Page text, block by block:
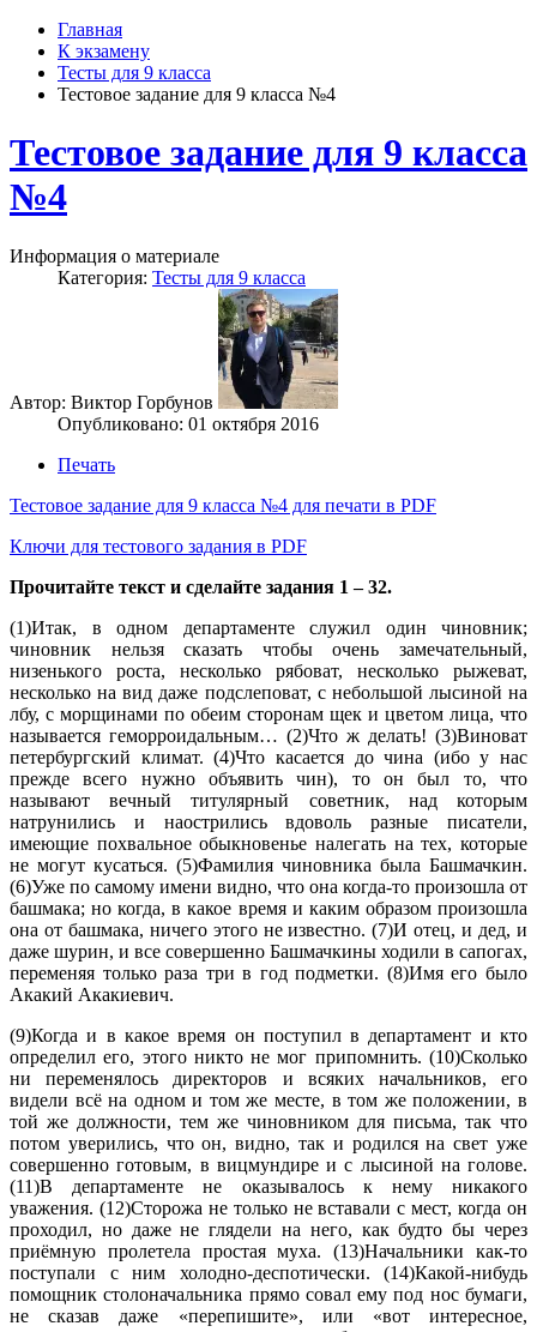
Главная
К экзамену
Тесты для 9 класса
Тестовое задание для 9 класса №4
Тестовое задание для 9 класса
№4
Информация о материале
Категория: Тесты для 9 класса
Автор: Виктор Горбунов
Опубликовано: 01 октября 2016
Печать
Тестовое задание для 9 класса №4 для печати в PDF
Ключи для тестового задания в PDF
Прочитайте текст и сделайте задания 1 – 32.
(1)Итак, в одном департаменте служил один чиновник;
чиновник нельзя сказать чтобы очень замечательный,
низенького роста, несколько рябоват, несколько рыжеват,
несколько на вид даже подслеповат, с небольшой лысиной на
лбу, с морщинами по обеим сторонам щек и цветом лица, что
называется геморроидальным… (2)Что ж делать! (3)Виноват
петербургский климат. (4)Что касается до чина (ибо у нас
прежде всего нужно объявить чин), то он был то, что
называют вечный титулярный советник, над которым
натрунились и наострились вдоволь разные писатели,
имеющие похвальное обыкновенье налегать на тех, которые
не могут кусаться. (5)Фамилия чиновника была Башмачкин.
(6)Уже по самому имени видно, что она когда-то произошла от
башмака; но когда, в какое время и каким образом произошла
она от башмака, ничего этого не известно. (7)И отец, и дед, и
даже шурин, и все совершенно Башмачкины ходили в сапогах,
переменяя только раза три в год подметки. (8)Имя его было
Акакий Акакиевич.
(9)Когда и в какое время он поступил в департамент и кто
определил его, этого никто не мог припомнить. (10)Сколько
ни переменялось директоров и всяких начальников, его
видели всё на одном и том же месте, в том же положении, в
той же должности, тем же чиновником для письма, так что
потом уверились, что он, видно, так и родился на свет уже
совершенно готовым, в вицмундире и с лысиной на голове.
(11)В департаменте не оказывалось к нему никакого
уважения. (12)Сторожа не только не вставали с мест, когда он
проходил, но даже не глядели на него, как будто бы через
приёмную пролетела простая муха. (13)Начальники как-то
поступали с ним холодно-деспотически. (14)Какой-нибудь
помощник столоначальника прямо совал ему под нос бумаги,
не сказав даже «перепишите», или «вот интересное,